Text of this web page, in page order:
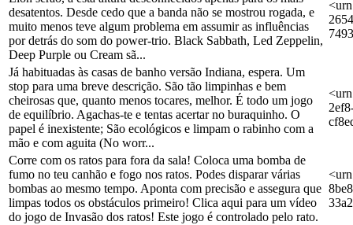
desatentos. Desde cedo que a banda não se mostrou rogada, e
muito menos teve algum problema em assumir as influências
por detrás do som do power-trio. Black Sabbath, Led Zeppelin,
Deep Purple ou Cream sã...
Já habituadas às casas de banho versão Indiana, espera. Um
stop para uma breve descrição. São tão limpinhas e bem
cheirosas que, quanto menos tocares, melhor. É todo um jogo
de equilíbrio. Agachas-te e tentas acertar no buraquinho. O
papel é inexistente; São ecológicos e limpam o rabinho com a
mão e com aguita (No worr...
Corre com os ratos para fora da sala! Coloca uma bomba de
fumo no teu canhão e fogo nos ratos. Podes disparar várias
bombas ao mesmo tempo. Aponta com precisão e assegura que
limpas todos os obstáculos primeiro! Clica aqui para um vídeo
do jogo de Invasão dos ratos! Este jogo é controlado pelo rato.